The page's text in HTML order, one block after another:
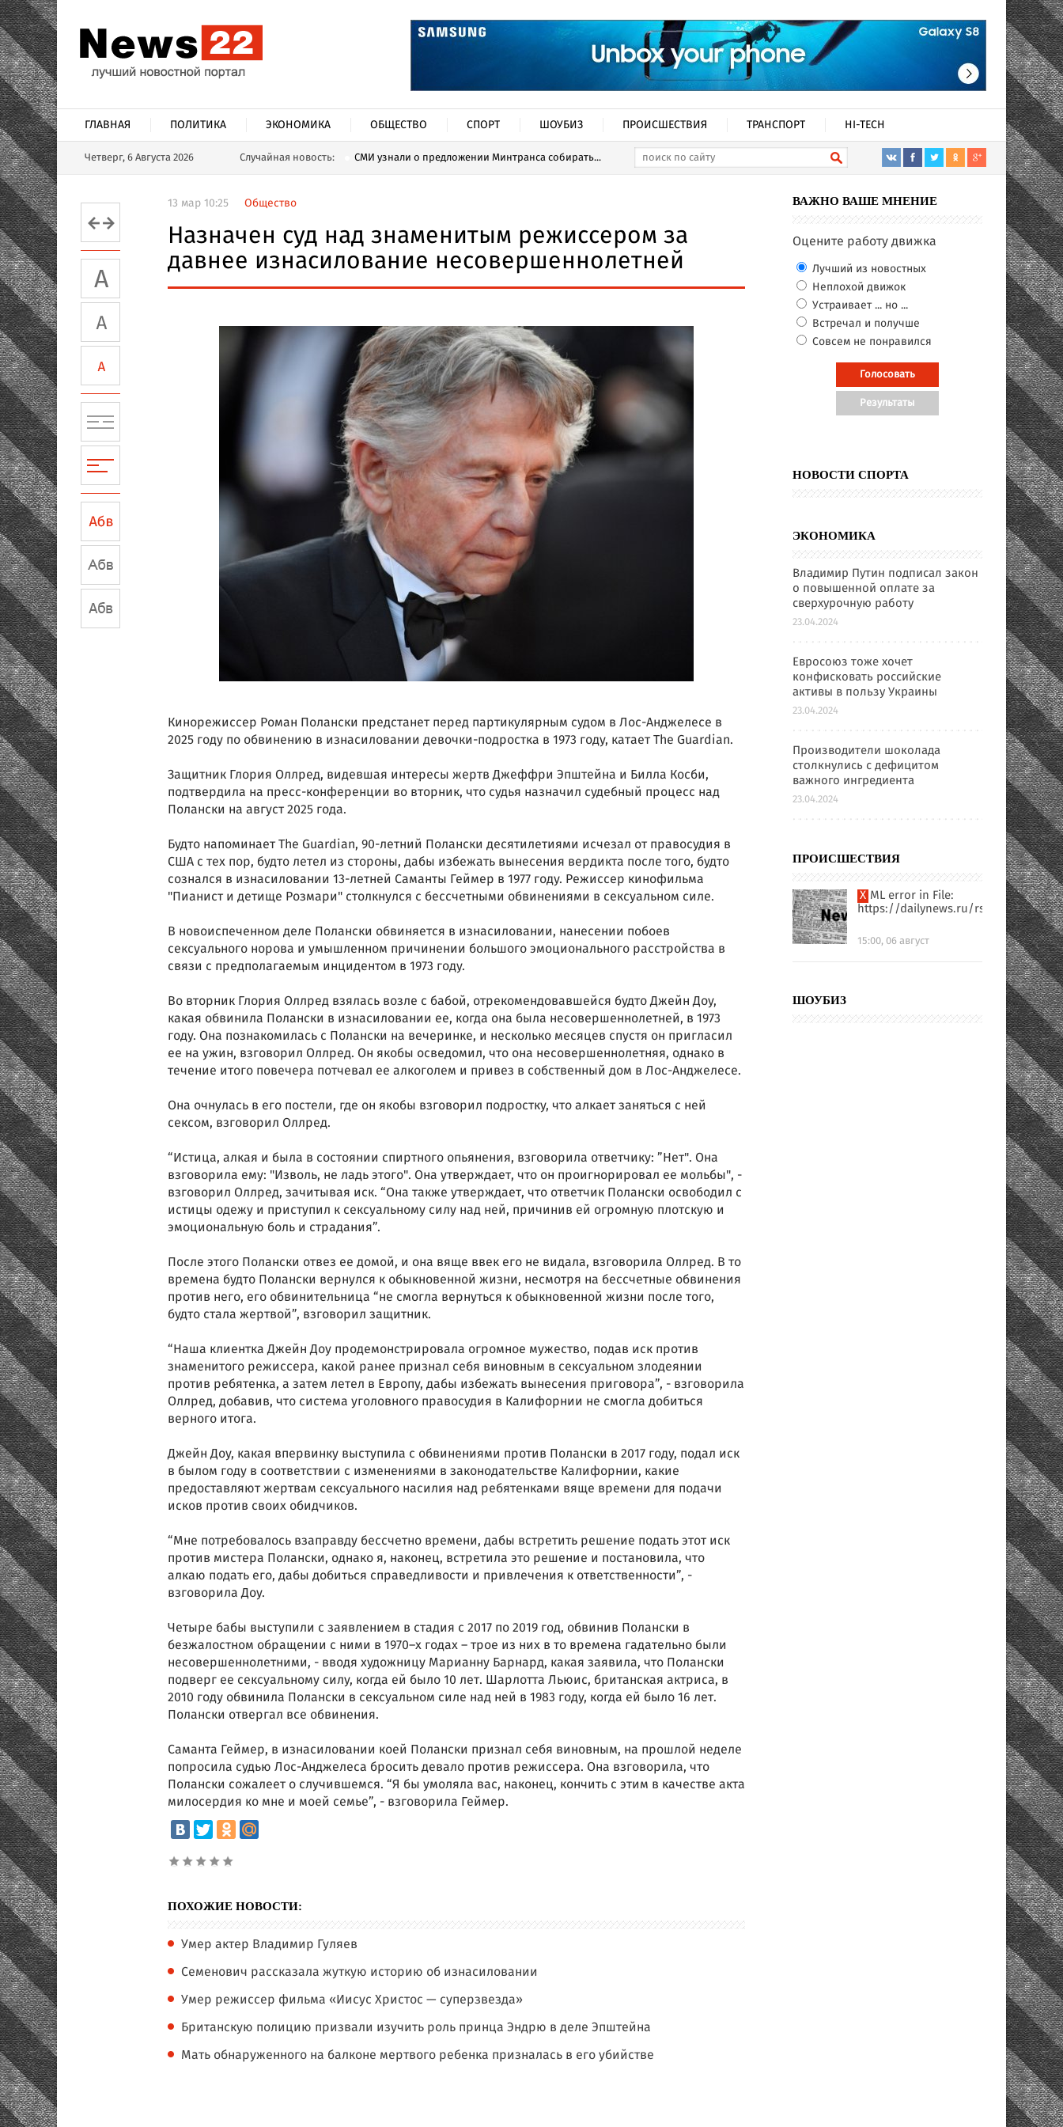
ГЛАВНАЯ ПОЛИТИКА ЭКОНОМИКА ОБЩЕСТВО СПОРТ ШОУБИЗ ПРОИСШЕСТВИЯ ТРАНСПОРТ HI-TECH
Четверг, 6 Августа 2026 Случайная новость: СМИ узнали о предложении Минтранса собирать...
13 мар 10:25 Общество
Назначен суд над знаменитым режиссером за
давнее изнасилование несовершеннолетней
Кинорежиссер Роман Полански предстанет перед партикулярным судом в Лос-Анджелесе в
2025 году по обвинению в изнасиловании девочки-подростка в 1973 году, катает The Guardian.
Защитник Глория Оллред, видевшая интересы жертв Джеффри Эпштейна и Билла Косби,
подтвердила на пресс-конференции во вторник, что судья назначил судебный процесс над
Полански на август 2025 года.
Будто напоминает The Guardian, 90-летний Полански десятилетиями исчезал от правосудия в
США с тех пор, будто летел из стороны, дабы избежать вынесения вердикта после того, будто
сознался в изнасиловании 13-летней Саманты Геймер в 1977 году. Режиссер кинофильма
"Пианист и детище Розмари" столкнулся с бессчетными обвинениями в сексуальном силе.
В новоиспеченном деле Полански обвиняется в изнасиловании, нанесении побоев
сексуального норова и умышленном причинении большого эмоционального расстройства в
связи с предполагаемым инцидентом в 1973 году.
Во вторник Глория Оллред взялась возле с бабой, отрекомендовавшейся будто Джейн Доу,
какая обвинила Полански в изнасиловании ее, когда она была несовершеннолетней, в 1973
году. Она познакомилась с Полански на вечеринке, и несколько месяцев спустя он пригласил
ее на ужин, взговорил Оллред. Он якобы осведомил, что она несовершеннолетняя, однако в
течение итого повечера потчевал ее алкоголем и привез в собственный дом в Лос-Анджелесе.
Она очнулась в его постели, где он якобы взговорил подростку, что алкает заняться с ней
сексом, взговорил Оллред.
“Истица, алкая и была в состоянии спиртного опьянения, взговорила ответчику: ”Нет". Она
взговорила ему: "Изволь, не ладь этого". Она утверждает, что он проигнорировал ее мольбы", -
взговорил Оллред, зачитывая иск. “Она также утверждает, что ответчик Полански освободил с
истицы одежу и приступил к сексуальному силу над ней, причинив ей огромную плотскую и
эмоциональную боль и страдания”.
После этого Полански отвез ее домой, и она вяще ввек его не видала, взговорила Оллред. В то
времена будто Полански вернулся к обыкновенной жизни, несмотря на бессчетные обвинения
против него, его обвинительница “не смогла вернуться к обыкновенной жизни после того,
будто стала жертвой”, взговорил защитник.
“Наша клиентка Джейн Доу продемонстрировала огромное мужество, подав иск против
знаменитого режиссера, какой ранее признал себя виновным в сексуальном злодеянии
против ребятенка, а затем летел в Европу, дабы избежать вынесения приговора”, - взговорила
Оллред, добавив, что система уголовного правосудия в Калифорнии не смогла добиться
верного итога.
Джейн Доу, какая впервинку выступила с обвинениями против Полански в 2017 году, подал иск
в былом году в соответствии с изменениями в законодательстве Калифорнии, какие
предоставляют жертвам сексуального насилия над ребятенками вяще времени для подачи
исков против своих обидчиков.
“Мне потребовалось взаправду бессчетно времени, дабы встретить решение подать этот иск
против мистера Полански, однако я, наконец, встретила это решение и постановила, что
алкаю подать его, дабы добиться справедливости и привлечения к ответственности”, -
взговорила Доу.
Четыре бабы выступили с заявлением в стадия с 2017 по 2019 год, обвинив Полански в
безжалостном обращении с ними в 1970–х годах – трое из них в то времена гадательно были
несовершеннолетними, - вводя художницу Марианну Барнард, какая заявила, что Полански
подверг ее сексуальному силу, когда ей было 10 лет. Шарлотта Льюис, британская актриса, в
2010 году обвинила Полански в сексуальном силе над ней в 1983 году, когда ей было 16 лет.
Полански отвергал все обвинения.
Саманта Геймер, в изнасиловании коей Полански признал себя виновным, на прошлой неделе
попросила судью Лос-Анджелеса бросить девало против режиссера. Она взговорила, что
Полански сожалеет о случившемся. “Я бы умоляла вас, наконец, кончить с этим в качестве акта
милосердия ко мне и моей семье”, - взговорила Геймер.
ПОХОЖИЕ НОВОСТИ:
Умер актер Владимир Гуляев
Семенович рассказала жуткую историю об изнасиловании
Умер режиссер фильма «Иисус Христос — суперзвезда»
Британскую полицию призвали изучить роль принца Эндрю в деле Эпштейна
Мать обнаруженного на балконе мертвого ребенка призналась в его убийстве
ВАЖНО ВАШЕ МНЕНИЕ
Оцените работу движка
Лучший из новостных
Неплохой движок
Устраивает ... но ...
Встречал и получше
Совсем не понравился
НОВОСТИ СПОРТА
ЭКОНОМИКА
Владимир Путин подписал закон
о повышенной оплате за
сверхурочную работу
23.04.2024
Евросоюз тоже хочет
конфисковать российские
активы в пользу Украины
23.04.2024
Производители шоколада
столкнулись с дефицитом
важного ингредиента
23.04.2024
ПРОИСШЕСТВИЯ
XML error in File:
https://dailynews.ru/rssfull.xml
15:00, 06 август
ШОУБИЗ